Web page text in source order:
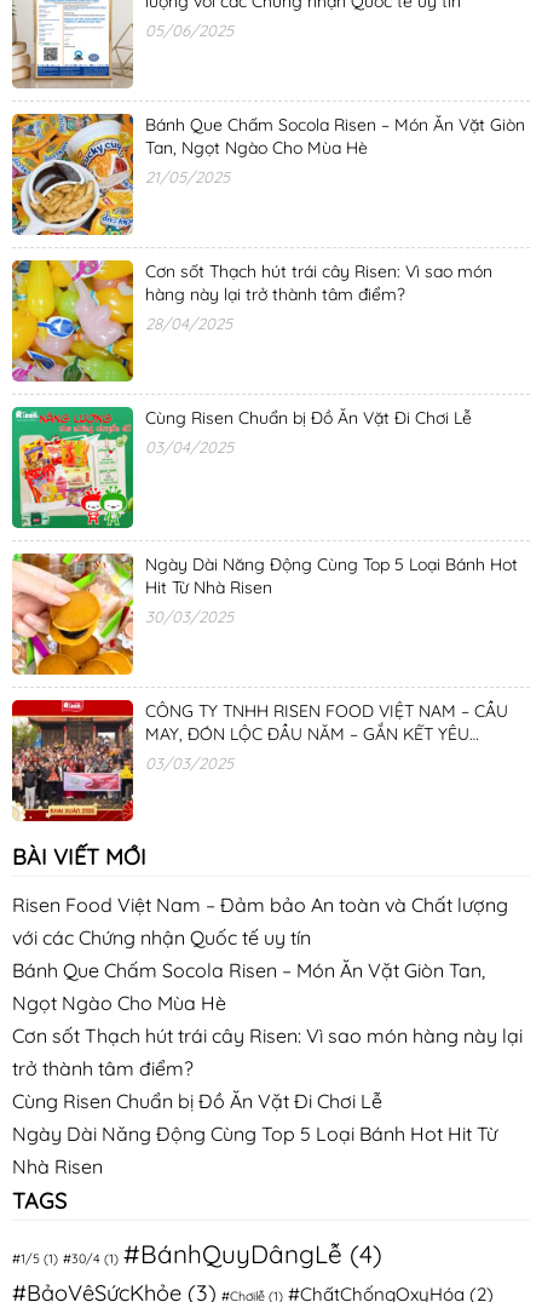
05/06/2025
Bánh Que Chấm Socola Risen – Món Ăn Vặt Giòn
Tan, Ngọt Ngào Cho Mùa Hè
21/05/2025
Cơn sốt Thạch hút trái cây Risen: Vì sao món
hàng này lại trở thành tâm điểm?
28/04/2025
Cùng Risen Chuẩn bị Đồ Ăn Vặt Đi Chơi Lễ
03/04/2025
Ngày Dài Năng Động Cùng Top 5 Loại Bánh Hot
Hit Từ Nhà Risen
30/03/2025
CÔNG TY TNHH RISEN FOOD VIỆT NAM – CẦU
MAY, ĐÓN LỘC ĐẦU NĂM – GẮN KẾT YÊU
THƯƠNG
03/03/2025
BÀI VIẾT MỚI
Risen Food Việt Nam – Đảm bảo An toàn và Chất lượng
với các Chứng nhận Quốc tế uy tín
Bánh Que Chấm Socola Risen – Món Ăn Vặt Giòn Tan,
Ngọt Ngào Cho Mùa Hè
Cơn sốt Thạch hút trái cây Risen: Vì sao món hàng này lại
trở thành tâm điểm?
Cùng Risen Chuẩn bị Đồ Ăn Vặt Đi Chơi Lễ
Ngày Dài Năng Động Cùng Top 5 Loại Bánh Hot Hit Từ
Nhà Risen
TAGS
#1/5 (1) #30/4 (1) #BánhQuyDângLễ (4)
#BảoVệSứcKhỏe (3) #Chơilễ (1) #ChấtChốngOxyHóa (2)